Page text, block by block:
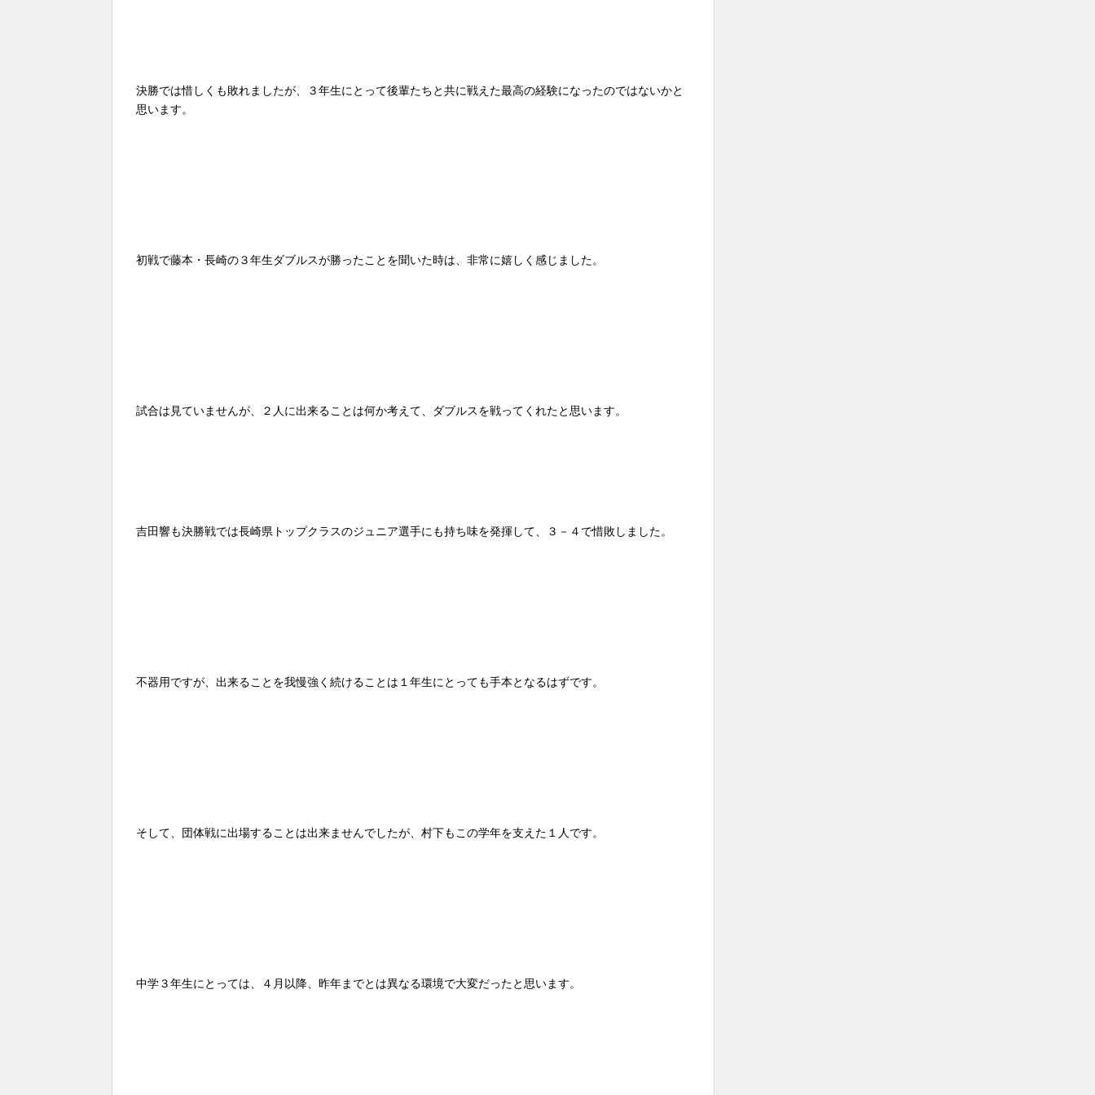
決勝では惜しくも敗れましたが、３年生にとって後輩たちと共に戦えた最高の経験になったのではないかと
思います。
初戦で藤本・長崎の３年生ダブルスが勝ったことを聞いた時は、非常に嬉しく感じました。
試合は見ていませんが、２人に出来ることは何か考えて、ダブルスを戦ってくれたと思います。
吉田響も決勝戦では長崎県トップクラスのジュニア選手にも持ち味を発揮して、３－４で惜敗しました。
不器用ですが、出来ることを我慢強く続けることは１年生にとっても手本となるはずです。
そして、団体戦に出場することは出来ませんでしたが、村下もこの学年を支えた１人です。
中学３年生にとっては、４月以降、昨年までとは異なる環境で大変だったと思います。